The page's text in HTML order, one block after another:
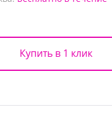
Купить в 1 клик